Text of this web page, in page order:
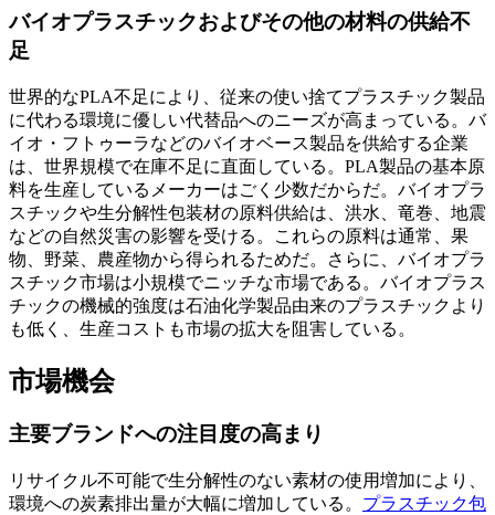
バイオプラスチックおよびその他の材料の供給不
足
世界的なPLA不足により、従来の使い捨てプラスチック製品
に代わる環境に優しい代替品へのニーズが高まっている。バ
イオ・フトゥーラなどのバイオベース製品を供給する企業
は、世界規模で在庫不足に直面している。PLA製品の基本原
料を生産しているメーカーはごく少数だからだ。バイオプラ
スチックや生分解性包装材の原料供給は、洪水、竜巻、地震
などの自然災害の影響を受ける。これらの原料は通常、果
物、野菜、農産物から得られるためだ。さらに、バイオプラ
スチック市場は小規模でニッチな市場である。バイオプラス
チックの機械的強度は石油化学製品由来のプラスチックより
も低く、生産コストも市場の拡大を阻害している。
市場機会
主要ブランドへの注目度の高まり
リサイクル不可能で生分解性のない素材の使用増加により、
環境への炭素排出量が大幅に増加している。 プラスチック包